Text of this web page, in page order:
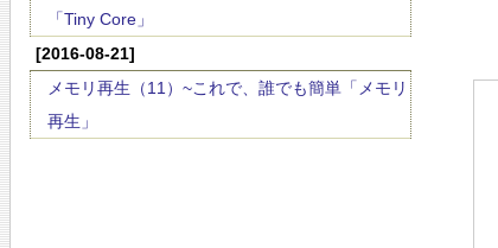
「Tiny Core」
[2016-08-21]
メモリ再生（11）~これで、誰でも簡単「メモリ
再生」